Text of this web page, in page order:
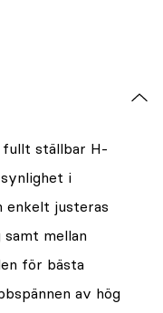
fullt ställbar H-
i
enkelt justeras
mellan
för bästa
av hög